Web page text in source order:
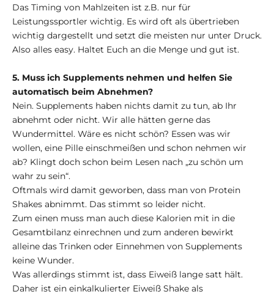
Das Timing von Mahlzeiten ist z.B. nur für
Leistungssportler wichtig. Es wird oft als übertrieben
wichtig dargestellt und setzt die meisten nur unter Druck.
Also alles easy. Haltet Euch an die Menge und gut ist.
5. Muss ich Supplements nehmen und helfen Sie
automatisch beim Abnehmen?
Nein. Supplements haben nichts damit zu tun, ab Ihr
abnehmt oder nicht. Wir alle hätten gerne das
Wundermittel. Wäre es nicht schön? Essen was wir
wollen, eine Pille einschmeißen und schon nehmen wir
ab? Klingt doch schon beim Lesen nach „zu schön um
wahr zu sein“.
Oftmals wird damit geworben, dass man von Protein
Shakes abnimmt. Das stimmt so leider nicht.
Zum einen muss man auch diese Kalorien mit in die
Gesamtbilanz einrechnen und zum anderen bewirkt
alleine das Trinken oder Einnehmen von Supplements
keine Wunder.
Was allerdings stimmt ist, dass Eiweiß lange satt hält.
Daher ist ein einkalkulierter Eiweiß Shake als